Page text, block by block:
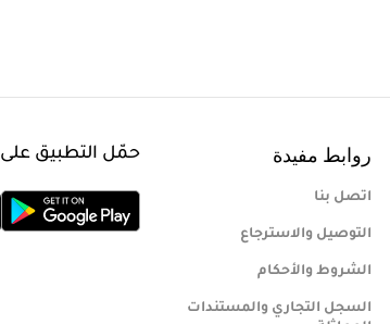
روابط مفيدة
اتصل بنا
التوصيل والاسترجاع
الشروط والأحكام
السجل التجاري والمستندات
حمّل التطبيق